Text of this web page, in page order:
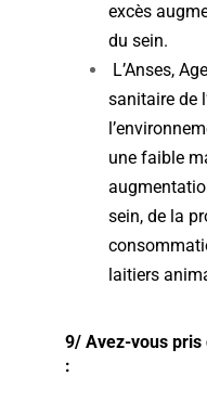
excès
du sein.
L’Anses,
sanitaire de
une faible
sein, de la
laitiers
9/ Avez-vous
: